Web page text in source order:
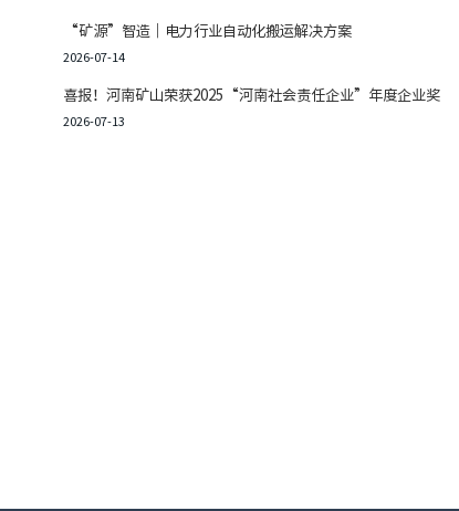
“矿源”智造｜电力行业自动化搬运解决方案
2026-07-14
喜报！河南矿山荣获2025“河南社会责任企业”年度企业奖
2026-07-13